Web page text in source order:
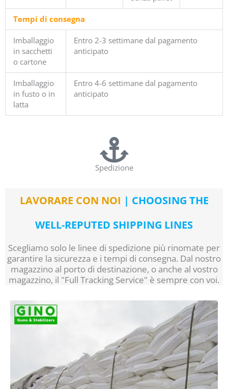
Tempi di consegna
Imballaggio
in sacchetti
o cartone
Entro 2-3 settimane dal pagamento
anticipato
Imballaggio
in fusto o in
latta
Entro 4-6 settimane dal pagamento
anticipato
Spedizione
LAVORARE CON NOI | CHOOSING THE
WELL-REPUTED SHIPPING LINES
Scegliamo solo le linee di spedizione più rinomate per
garantire la sicurezza e i tempi di consegna. Dal nostro
magazzino al porto di destinazione, o anche al vostro
magazzino, il "Full Tracking Service" è sempre con voi.